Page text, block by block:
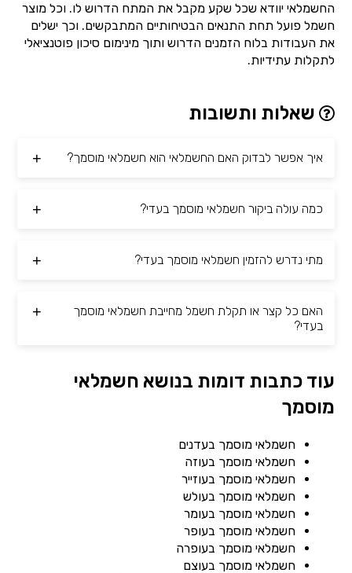
החשמלאי יוודא שכל שקע מקבל את המתח הדרוש לו. וכל מוצר
חשמל פועל תחת התנאים הבטיחותיים המתבקשים. וכך ישלים
את העבודות בלוח הזמנים הדרוש ותוך מינימום סיכון פוטנציאלי
לתקלות עתידיות.
שאלות ותשובות
איך אפשר לבדוק האם החשמלאי הוא חשמלאי מוסמך?
כמה עולה ביקור חשמלאי מוסמך בעדי?
מתי נדרש להזמין חשמלאי מוסמך בעדי?
האם כל קצר או תקלת חשמל מחייבת חשמלאי מוסמך
בעדי?
עוד כתבות דומות בנושא חשמלאי
מוסמך
חשמלאי מוסמך בעדנים
חשמלאי מוסמך בעוזה
חשמלאי מוסמך בעוזייר
חשמלאי מוסמך בעולש
חשמלאי מוסמך בעומר
חשמלאי מוסמך בעופר
חשמלאי מוסמך בעופרה
חשמלאי מוסמך בעוצם